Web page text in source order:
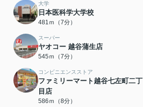
大学
日本医科学大学校
481ｍ（7分）
スーパー
ヤオコー 越谷蒲生店
545ｍ（7分）
コンビニエンスストア
ファミリーマート越谷七左町二丁
目店
586ｍ（8分）